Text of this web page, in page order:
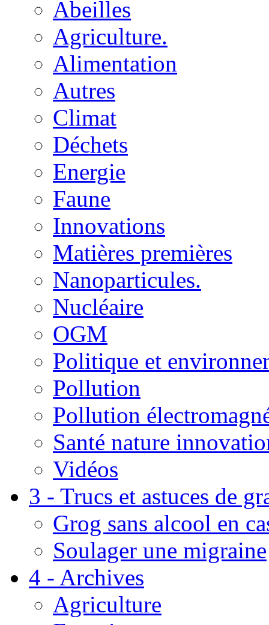
Abeilles
Agriculture.
Alimentation
Autres
Climat
Déchets
Energie
Faune
Innovations
Matières premières
Nanoparticules.
Nucléaire
OGM
Politique et
Pollution
Pollution
Santé nature
Vidéos
3 - Trucs et astuces de
Grog sans alcool en
Soulager une migraine
4 - Archives
Agriculture